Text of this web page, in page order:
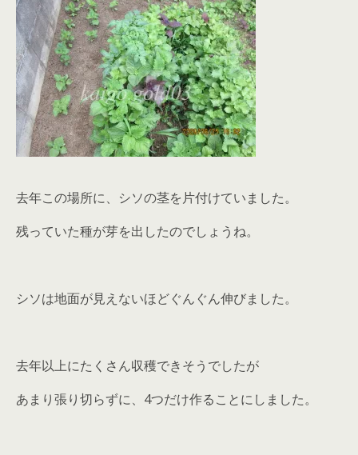
去年この場所に、シソの茎を片付けていました。
残っていた種が芽を出したのでしょうね。
シソは地面が見えないほどぐんぐん伸びました。
去年以上にたくさん収穫できそうでしたが
あまり張り切らずに、4つだけ作ることにしました。